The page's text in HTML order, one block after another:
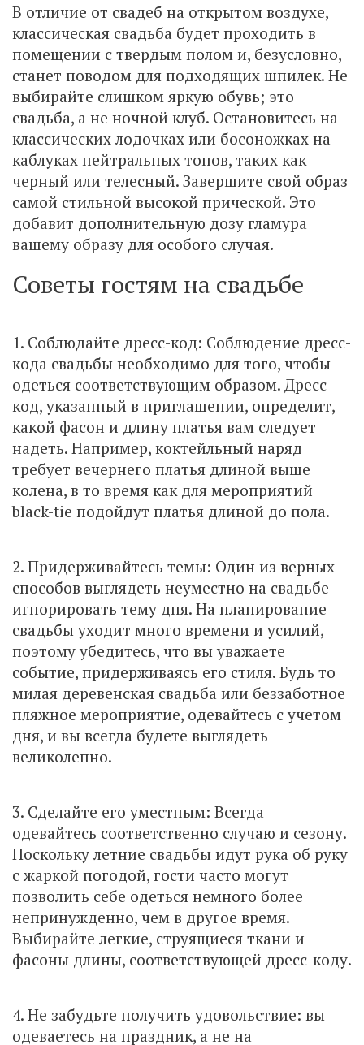
В отличие от свадеб на открытом воздухе,
классическая свадьба будет проходить в
помещении с твердым полом и, безусловно,
станет поводом для подходящих шпилек. Не
выбирайте слишком яркую обувь; это
свадьба, а не ночной клуб. Остановитесь на
классических лодочках или босоножках на
каблуках нейтральных тонов, таких как
черный или телесный. Завершите свой образ
самой стильной высокой прической. Это
добавит дополнительную дозу гламура
вашему образу для особого случая.
Советы гостям на свадьбе
1. Соблюдайте дресс-код: Соблюдение дресс-
кода свадьбы необходимо для того, чтобы
одеться соответствующим образом. Дресс-
код, указанный в приглашении, определит,
какой фасон и длину платья вам следует
надеть. Например, коктейльный наряд
требует вечернего платья длиной выше
колена, в то время как для мероприятий
black-tie подойдут платья длиной до пола.
2. Придерживайтесь темы: Один из верных
способов выглядеть неуместно на свадьбе —
игнорировать тему дня. На планирование
свадьбы уходит много времени и усилий,
поэтому убедитесь, что вы уважаете
событие, придерживаясь его стиля. Будь то
милая деревенская свадьба или беззаботное
пляжное мероприятие, одевайтесь с учетом
дня, и вы всегда будете выглядеть
великолепно.
3. Сделайте его уместным: Всегда
одевайтесь соответственно случаю и сезону.
Поскольку летние свадьбы идут рука об руку
с жаркой погодой, гости часто могут
позволить себе одеться немного более
непринужденно, чем в другое время.
Выбирайте легкие, струящиеся ткани и
фасоны длины, соответствующей дресс-коду.
4. Не забудьте получить удовольствие: вы
одеваетесь на праздник, а не на